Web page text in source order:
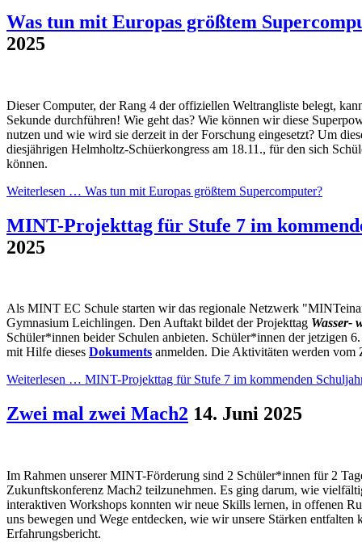
Was tun mit Europas größtem
2025
Dieser Computer, der Rang 4 der offiziellen Weltrangliste belegt,
Sekunde durchführen! Wie geht das? Wie können wir diese
nutzen und wie wird sie derzeit in der Forschung eingesetzt? Um
diesjährigen Helmholtz-Schüerkongress am 18.11., für den sich
können.
Weiterlesen … Was tun mit Europas größtem Supercomputer?
MINT-Projekttag für Stufe 7 im
2025
Als MINT EC Schule starten wir das regionale Netzwerk
Gymnasium Leichlingen. Den Auftakt bildet der Projekttag Wasser-
Schüler*innen beider Schulen anbieten. Schüler*innen der jetzigen
mit Hilfe dieses Dokuments anmelden. Die Aktivitäten werden vom
Weiterlesen … MINT-Projekttag für Stufe 7 im kommenden
Zwei mal zwei Mach2 14. Juni 2025
Im Rahmen unserer MINT-Förderung sind 2 Schüler*innen für 2
Zukunftskonferenz Mach2 teilzunehmen. Es ging darum, wie
interaktiven Workshops konnten wir neue Skills lernen, in offenen
uns bewegen und Wege entdecken, wie wir unsere Stärken entfalten
Erfahrungsbericht.